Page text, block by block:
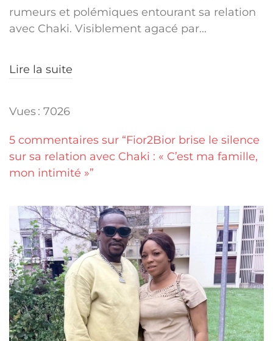
rumeurs et polémiques entourant sa relation
avec Chaki. Visiblement agacé par...
Lire la suite
Vues : 7026
5 commentaires sur “Fior2Bior brise le silence
sur sa relation avec Chaki : « C’est ma famille,
mon intimité »”